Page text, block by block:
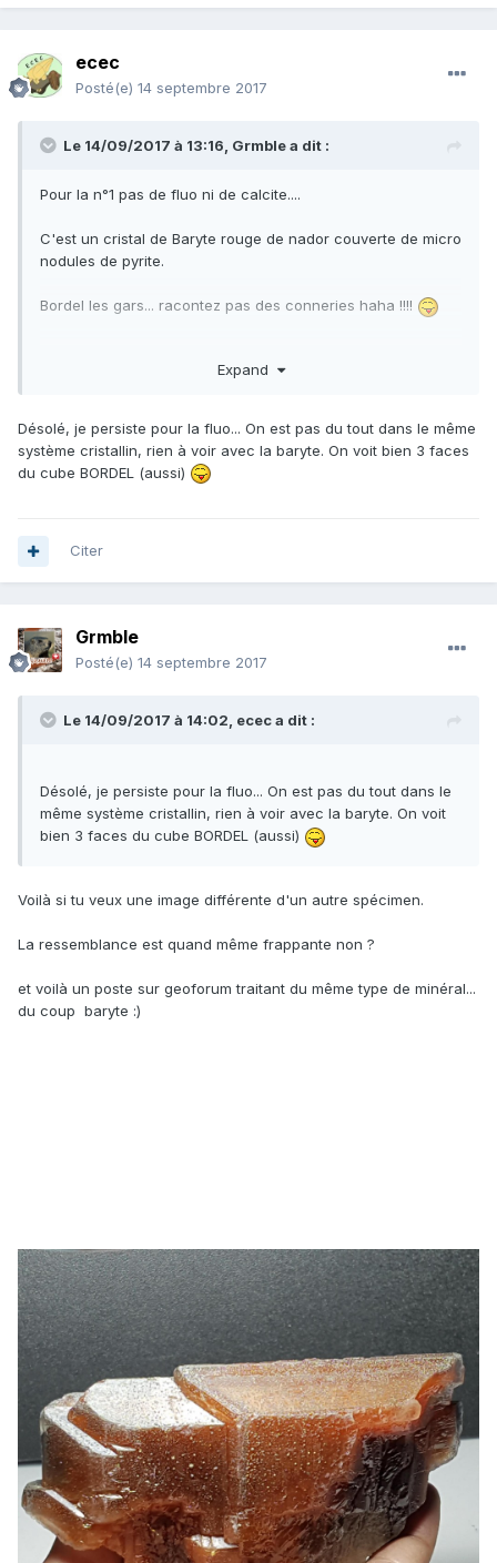
ecec
Posté(e) 14 septembre 2017
Le 14/09/2017 à 13:16, Grmblea dit :
Pour la n°1 pas de fluo ni de calcite....
C'est un cristal de Baryte rouge de nador couverte de micro
nodules de pyrite.
Bordel les gars... racontez pas des conneries haha !!!!
find-Large-Red-BARYTE-crystal-covered-by-Pyrite-nodule-
Expand
Désolé, je persiste pour la fluo... On est pas du tout dans le même
système cristallin, rien à voir avec la baryte. On voit bien 3 faces
du cube BORDEL (aussi)
Citer
Grmble
Posté(e) 14 septembre 2017
Le 14/09/2017 à 14:02, ececa dit :
Désolé, je persiste pour la fluo... On est pas du tout dans le
même système cristallin, rien à voir avec la baryte. On voit
bien 3 faces du cube BORDEL (aussi)
Voilà si tu veux une image différente d'un autre spécimen.
La ressemblance est quand même frappante non ?
et voilà un poste sur geoforum traitant du même type de minéral...
du coup baryte :)